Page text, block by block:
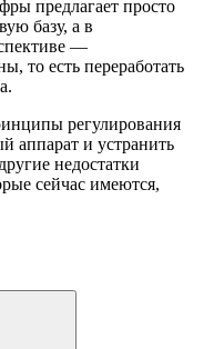
предлагает просто
базу, а в
—
то есть переработать
регулирования
аппарат и устранить
недостатки
сейчас имеются,